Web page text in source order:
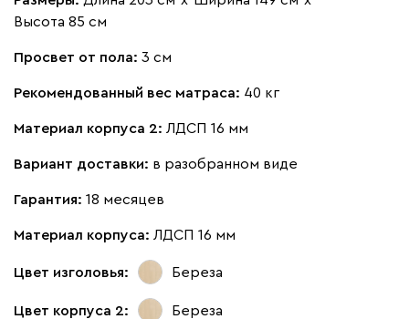
Высота 85 см
Просвет от пола: 3 см
Рекомендованный вес матраса: 40 кг
Материал корпуса 2: ЛДСП 16 мм
Вариант доставки: в разобранном виде
Гарантия: 18 месяцев
Материал корпуса: ЛДСП 16 мм
Цвет изголовья: Береза
Цвет корпуса 2: Береза